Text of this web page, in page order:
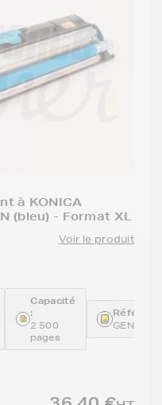
à KONICA
(bleu) - Format XL
Voir le produit
Capacité
:
2 500
pages